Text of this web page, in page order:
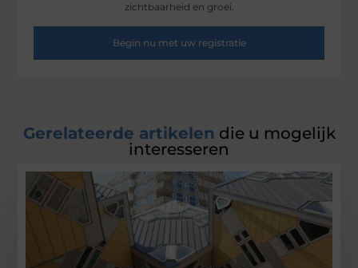
zichtbaarheid en groei.
Begin nu met uw registratie
Gerelateerde artikelen die u mogelijk
interesseren